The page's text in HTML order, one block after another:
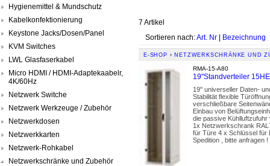
Hygienemittel & Mundschutz
Kabelkonfektionierung
Keystone Jacks/Dosen/Panel
KVM Switches
LWL Glasfaserkabel
Micro HDMI / HDMI-Adaptekaabelr,
4K/60Hz
Netzwerk Switche
Netzwerk Werkzeuge / Zubehör
Netzwerkdosen
Netzwerkkarten
Netzwerk-Rohkabel
Netzwerkschränke und Zubehör
7 Artikel
Sortieren nach:Art. Nr | Bezeichnung
E-SHOP › NETZWERKSCHRÄNKE UND
RMA-15-A80
19"Standverteiler
19" universeller Daten-
Stabilität flexible
verschließbare
Einbau von
die passive
1x Netzwerkschrank
für Türe 4 x Schlüssel für
Spedition , bitte anfragen !